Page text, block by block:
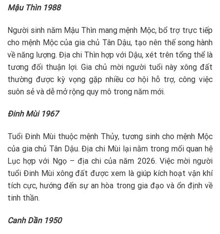
Mậu Thìn 1988
Người sinh năm Mậu Thìn mang mệnh Mộc, bổ trợ trực tiếp
cho mệnh Mộc của gia chủ Tân Dậu, tạo nên thế song hành
về năng lượng. Địa chi Thìn hợp với Dậu, xét trên tổng thể là
tương đối thuận lợi. Gia chủ mời người tuổi này xông đất
thường được kỳ vọng gặp nhiều cơ hội hỗ trợ, công việc
suôn sẻ và dễ mở rộng quy mô trong năm mới.
Đinh Mùi 1967
Tuổi Đinh Mùi thuộc mệnh Thủy, tương sinh cho mệnh Mộc
của gia chủ Tân Dậu. Địa chi Mùi lại nằm trong mối quan hệ
Lục hợp với Ngọ – địa chi của năm 2026. Việc mời người
tuổi Đinh Mùi xông đất được xem là giúp kích hoạt vận khí
tích cực, hướng đến sự an hòa trong gia đạo và ổn định về
tinh thần.
Canh Dần 1950